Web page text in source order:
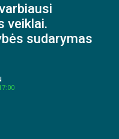
veiklai.
sudarymas